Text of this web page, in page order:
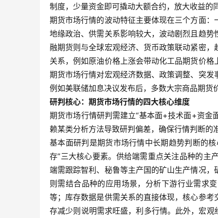
制度，少量资金即可撬动大额合约，放大收益
期货市场行情的波动特征主要体现在三个方面
地缘政治、供需关系影响较大，波动剧烈且趋
融期货则与全球宏观经济、货币政策联动紧密
关系，例如原油价格上涨会带动化工品期货价
期货市场行情对宏观经济数据、政策调整、突
例如美联储加息决议发布后，多数大宗商品期货
研判核心：期货市场行情的四大核心维度
期货市场行情研判需建立“基本面+技术面+资金
赖某类分析方法导致研判偏差，确保行情判断的
基本面研判是期货市场行情中长期趋势判断的
存”三大核心要素。供给端需重点关注品种的主
端需跟踪智利、秘鲁等主产国的矿山生产情况
则需结合品种的应用场景，分析下游行业需求
等；库存数据是供需关系的直接体现，核心参
存减少则说明需求旺盛，利多行情。此外，宏